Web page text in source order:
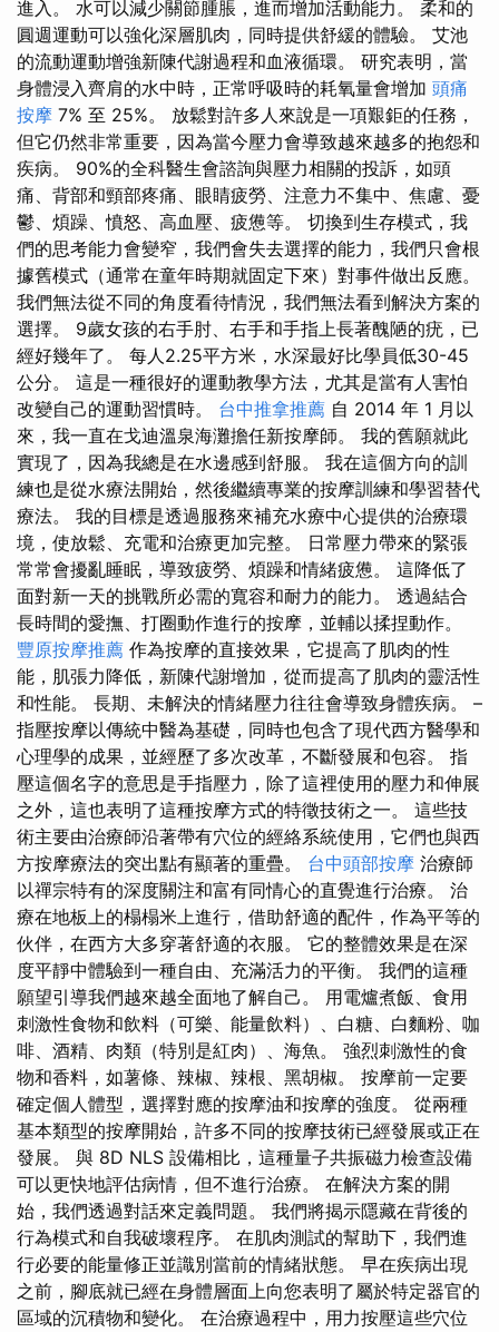
進入。 水可以減少關節腫脹，進而增加活動能力。 柔和的
圓週運動可以強化深層肌肉，同時提供舒緩的體驗。 艾池
的流動運動增強新陳代謝過程和血液循環。 研究表明，當
身體浸入齊肩的水中時，正常呼吸時的耗氧量會增加 頭痛
按摩 7% 至 25%。 放鬆對許多人來說是一項艱鉅的任務，
但它仍然非常重要，因為當今壓力會導致越來越多的抱怨和
疾病。 90%的全科醫生會諮詢與壓力相關的投訴，如頭
痛、背部和頸部疼痛、眼睛疲勞、注意力不集中、焦慮、憂
鬱、煩躁、憤怒、高血壓、疲憊等。 切換到生存模式，我
們的思考能力會變窄，我們會失去選擇的能力，我們只會根
據舊模式（通常在童年時期就固定下來）對事件做出反應。
我們無法從不同的角度看待情況，我們無法看到解決方案的
選擇。 9歲女孩的右手肘、右手和手指上長著醜陋的疣，已
經好幾年了。 每人2.25平方米，水深最好比學員低30-45
公分。 這是一種很好的運動教學方法，尤其是當有人害怕
改變自己的運動習慣時。 台中推拿推薦 自 2014 年 1 月以
來，我一直在戈迪溫泉海灘擔任新按摩師。 我的舊願就此
實現了，因為我總是在水邊感到舒服。 我在這個方向的訓
練也是從水療法開始，然後繼續專業的按摩訓練和學習替代
療法。 我的目標是透過服務來補充水療中心提供的治療環
境，使放鬆、充電和治療更加完整。 日常壓力帶來的緊張
常常會擾亂睡眠，導致疲勞、煩躁和情緒疲憊。 這降低了
面對新一天的挑戰所必需的寬容和耐力的能力。 透過結合
長時間的愛撫、打圈動作進行的按摩，並輔以揉捏動作。
豐原按摩推薦 作為按摩的直接效果，它提高了肌肉的性
能，肌張力降低，新陳代謝增加，從而提高了肌肉的靈活性
和性能。 長期、未解決的情緒壓力往往會導致身體疾病。 –
指壓按摩以傳統中醫為基礎，同時也包含了現代西方醫學和
心理學的成果，並經歷了多次改革，不斷發展和包容。 指
壓這個名字的意思是手指壓力，除了這裡使用的壓力和伸展
之外，這也表明了這種按摩方式的特徵技術之一。 這些技
術主要由治療師沿著帶有穴位的經絡系統使用，它們也與西
方按摩療法的突出點有顯著的重疊。 台中頭部按摩 治療師
以禪宗特有的深度關注和富有同情心的直覺進行治療。 治
療在地板上的榻榻米上進行，借助舒適的配件，作為平等的
伙伴，在西方大多穿著舒適的衣服。 它的整體效果是在深
度平靜中體驗到一種自由、充滿活力的平衡。 我們的這種
願望引導我們越來越全面地了解自己。 用電爐煮飯、食用
刺激性食物和飲料（可樂、能量飲料）、白糖、白麵粉、咖
啡、酒精、肉類（特別是紅肉）、海魚。 強烈刺激性的食
物和香料，如薯條、辣椒、辣根、黑胡椒。 按摩前一定要
確定個人體型，選擇對應的按摩油和按摩的強度。 從兩種
基本類型的按摩開始，許多不同的按摩技術已經發展或正在
發展。 與 8D NLS 設備相比，這種量子共振磁力檢查設備
可以更快地評估病情，但不進行治療。 在解決方案的開
始，我們透過對話來定義問題。 我們將揭示隱藏在背後的
行為模式和自我破壞程序。 在肌肉測試的幫助下，我們進
行必要的能量修正並識別當前的情緒狀態。 早在疾病出現
之前，腳底就已經在身體層面上向您表明了屬於特定器官的
區域的沉積物和變化。 在治療過程中，用力按壓這些穴位